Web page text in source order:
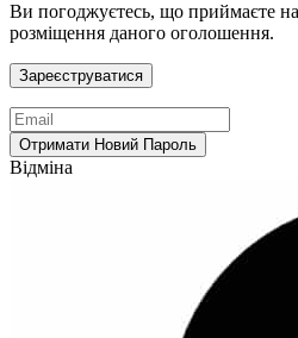
Ви погоджуєтесь, що приймаєте
розміщення даного оголошення.
Відміна